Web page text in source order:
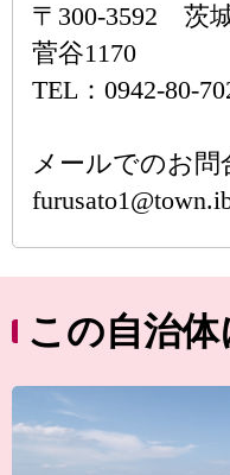
〒300-3592 茨
菅谷1170
TEL：0942-80-
メールでのお問
この自治